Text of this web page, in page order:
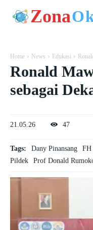
Zona
Home News Edukasi
Ronald
sebagai
21.05.26 47
Tags: Dany Pinansang FH
Pildek
Prof Donald